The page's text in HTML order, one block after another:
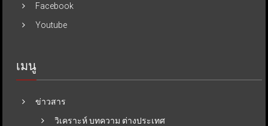
Facebook
Youtube
เมนู
ข่าวสาร
วิเคราะห์ บทความ ต่างประเทศ